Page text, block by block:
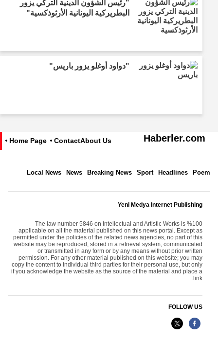
"رئيس الشؤون الدينية التركي يزور
البطريركية اليونانية الأرثوذكسية"
"دواود أوغلو يزور باريس"
Haberler.com
About Us
Contact
Home Page
Poem
Headlines
Sport
Breaking News
News
Local News
Yeni Medya Internet Publishing
The law number 5846 on Intellectual and Artistic Works is %100
applicable on all the material published on this news portal. Except as
permitted under the policies of the related news agencies, no part of this
website may be reproduced, stored in a retrieval system, communicated
or transmitted in any form or by any means without prior written
permission. For any other material published on this website; you may
copy the content to individual third parties for their personal use, but only
if you acknowledge the website as the source of the material and place a
link.
FOLLOW US